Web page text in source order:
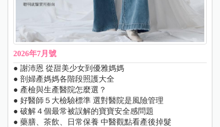
2026年7月號
● 謝沛恩 從甜美少女到優雅媽媽
● 剖婦產媽媽各階段照護大全
● 產檢與生產醫院怎麼選？
● 好醫師５大檢驗標準 選對醫院是風險管理
● 破解４個最常被誤解的寶寶安全感問題
● 藥膳、茶飲、日常保養 中醫觀點看產後掉髮